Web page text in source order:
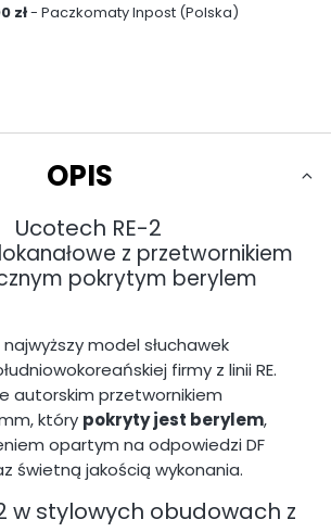
zł- Paczkomaty Inpost (Polska)
OPIS
Ucotech RE-2
z przetwornikiem
pokrytym berylem
model słuchawek
firmy z linii RE.
autorskim przetwornikiem
który pokryty jest berylem,
opartym na odpowiedzi DF
świetną jakością wykonania.
w stylowych obudowach z